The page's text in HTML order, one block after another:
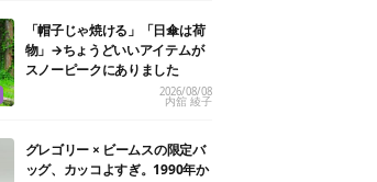
「帽子じゃ焼ける」「日傘は荷
物」→ちょうどいいアイテムが
スノーピークにありました
2026/08/08
内舘 綾子
グレゴリー × ビームスの限定バ
ッグ、カッコよすぎ。1990年か